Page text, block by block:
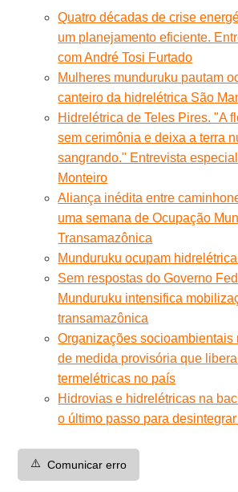
Quatro décadas de crise
um planejamento eficiente.
com André Tosi Furtado
Mulheres munduruku pautam
canteiro da hidrelétrica São
Hidrelétrica de Teles Pires. "A
sem cerimônia e deixa a terra
sangrando." Entrevista
Monteiro
Aliança inédita entre
uma semana de Ocupação
Transamazônica
Munduruku ocupam
Sem respostas do Governo
Munduruku intensifica
transamazônica
Organizações socioambientais
de medida provisória que
termelétricas no país
Hidrovias e hidrelétricas na
o último passo para
⚠️ Comunicar erro